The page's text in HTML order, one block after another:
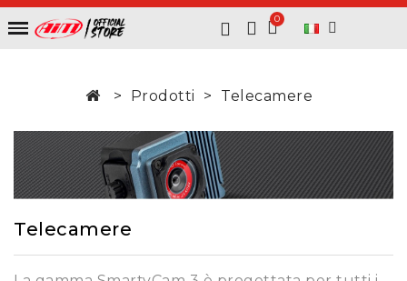
Prodotti Telecamere
Telecamere